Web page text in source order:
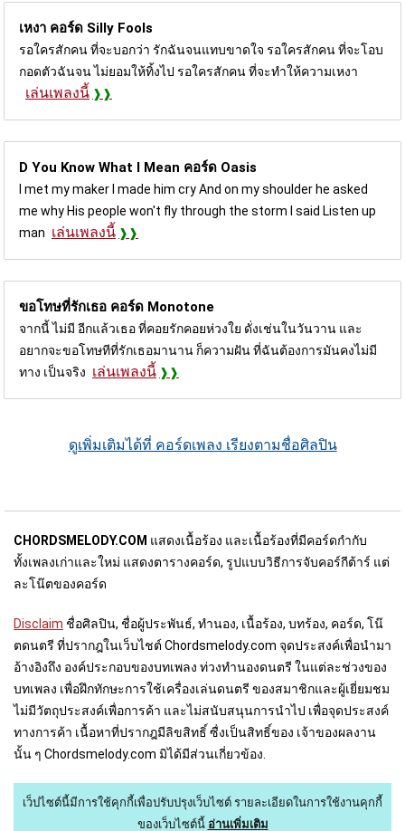
เหงา คอร์ด Silly Fools
รอใครสักคน ที่จะบอกว่า รักฉันจนแทบขาดใจ รอใครสักคน ที่จะโอบ
กอดตัวฉันจน ไม่ยอมให้ทิ้งไป รอใครสักคน ที่จะทำให้ความเหงา
เล่นเพลงนี้
D You Know What I Mean คอร์ด Oasis
I met my maker I made him cry And on my shoulder he asked
me why His people won't fly through the storm I said Listen up
man เล่นเพลงนี้
ขอโทษที่รักเธอ คอร์ด Monotone
จากนี้ ไม่มี อีกแล้วเธอ ที่คอยรักคอยห่วงใย ดั่งเช่นในวันวาน และ
อยากจะขอโทษทีที่รักเธอมานาน ก็ความฝัน ที่ฉันต้องการมันคงไม่มี
ทาง เป็นจริง เล่นเพลงนี้
ดูเพิ่มเติมได้ที่ คอร์ดเพลง เรียงตามชื่อศิลปิน
CHORDSMELODY.COM แสดงเนื้อร้อง และเนื้อร้องที่มีคอร์ดกำกับ
ทั้งเพลงเก่าและใหม่ แสดงตารางคอร์ด, รูปแบบวิธีการจับคอร์กีต้าร์ แต่
ละโน๊ตของคอร์ด
Disclaim ชื่อศิลปิน, ชื่อผู้ประพันธ์, ทำนอง, เนื้อร้อง, บทร้อง, คอร์ด, โน๊
ตดนตรี ที่ปรากฎในเว็บไชต์ Chordsmelody.com จุดประสงค์เพื่อนำมา
อ้างอิงถึง องค์ประกอบของบทเพลง ท่วงทำนองดนตรี ในแต่ละช่วงของ
บทเพลง เพื่อฝึกทักษะการใช้เครื่องเล่นดนตรี ของสมาชิกและผู้เยี่ยมชม
ไม่มีวัตถุประสงค์เพื่อการค้า และไม่สนับสนุนการนำไป เพื่อจุดประสงค์
ทางการค้า เนื้อหาที่ปรากฎมีลิขสิทธิ์ ซื่งเป็นสิทธิ์ของ เจ้าของผลงาน
นั้น ๆ Chordsmelody.com มิได้มีส่วนเกี่ยวข้อง.
เว็ปไซต์นี้มีการใช้คุกกี้เพื่อปรับปรุงเว็บไซต์ รายละเอียดในการใช้งานคุกกี้
ของเว็บไซต์นี้ อ่านเพิ่มเติม